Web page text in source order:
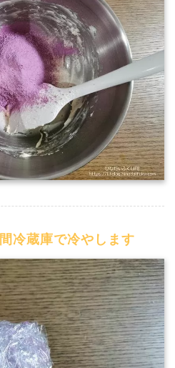
冷蔵庫で冷やします